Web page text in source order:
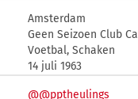
Amsterdam
Geen Seizoen Club
Voetbal, Schaken
14 juli 1963
@@pptheulings